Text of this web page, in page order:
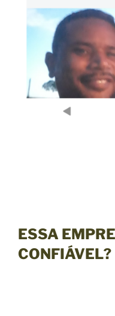
ESSA
CONFIÁVEL?